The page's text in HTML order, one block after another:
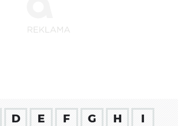
D E F G H
I